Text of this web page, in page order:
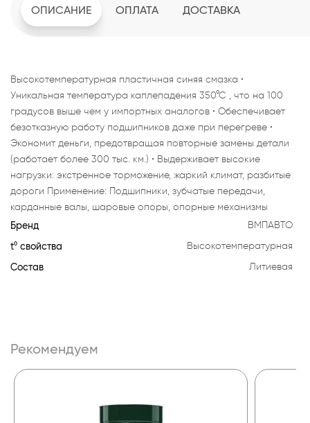
ОПИСАНИЕ ОПЛАТА ДОСТАВКА
Высокотемпературная пластичная синяя смазка •
Уникальная температура каплепадения 350°С , что на 100
градусов выше чем у импортных аналогов • Обеспечивает
безотказную работу подшипников даже при перегреве •
Экономит деньги, предотвращая повторные замены детали
(работает более 300 тыс. км.) • Выдерживает высокие
нагрузки: экстренное торможение, жаркий климат, разбитые
дороги Применение: Подшипники, зубчатые передачи,
карданные валы, шаровые опоры, опорные механизмы
Бренд ВМПАВТО
t⁰ свойства Высокотемпературная
Состав Литиевая
Рекомендуем